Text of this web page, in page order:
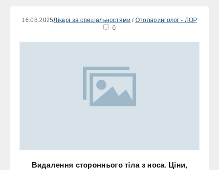
16.08.2025Лікарі за спеціальностями / Отоларинголог - ЛОР
0
Видалення стороннього тіла з носа. Ціни,